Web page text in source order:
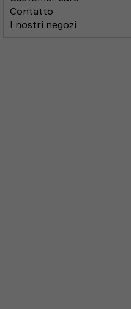
Contatto
I nostri negozi